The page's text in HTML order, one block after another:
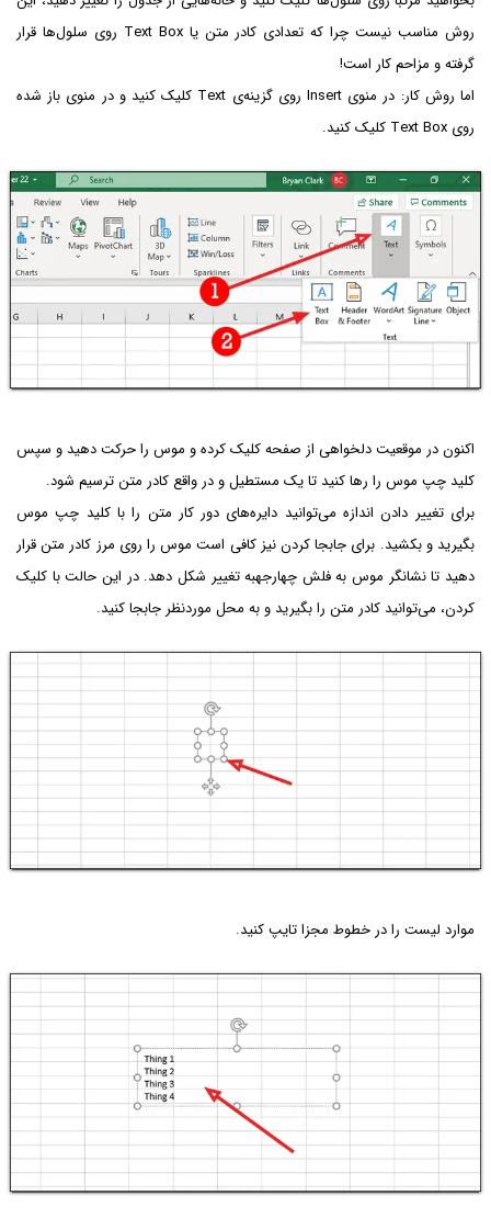
روش مناسب نیست چرا که تعدادی کادر متن یا Text Box روی سلول‌ها قرار
گرفته و مزاحم کار است!
اما روش کار: در منوی Insert روی گزینه‌ی Text کلیک کنید و در منوی باز شده
روی Text Box کلیک کنید.
اکنون در موقعیت دلخواهی از صفحه کلیک کرده و موس را حرکت دهید و سپس
کلید چپ موس را رها کنید تا یک مستطیل و در واقع کادر متن ترسیم شود.
برای تغییر دادن اندازه می‌توانید دایره‌های دور کار متن را با کلید چپ موس
بگیرید و بکشید. برای جابجا کردن نیز کافی است موس را روی مرز کادر متن قرار
دهید تا نشانگر موس به فلش چهارجهبه تغییر شکل دهد. در این حالت با کلیک
کردن، می‌توانید کادر متن را بگیرید و به محل موردنظر جابجا کنید.
موارد لیست را در خطوط مجزا تایپ کنید.